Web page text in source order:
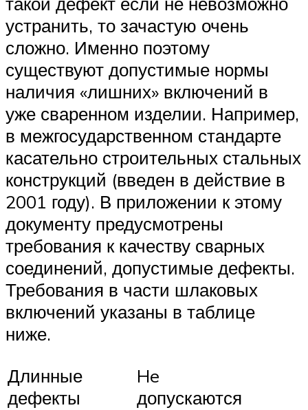
устранить, то зачастую очень
сложно. Именно поэтому
существуют допустимые нормы
наличия «лишних» включений в
уже сваренном изделии. Например,
в межгосударственном стандарте
касательно строительных стальных
конструкций (введен в действие в
2001 году). В приложении к этому
документу предусмотрены
требования к качеству сварных
соединений, допустимые дефекты.
Требования в части шлаковых
включений указаны в таблице
ниже.
Длинные
дефекты
He
допускаются